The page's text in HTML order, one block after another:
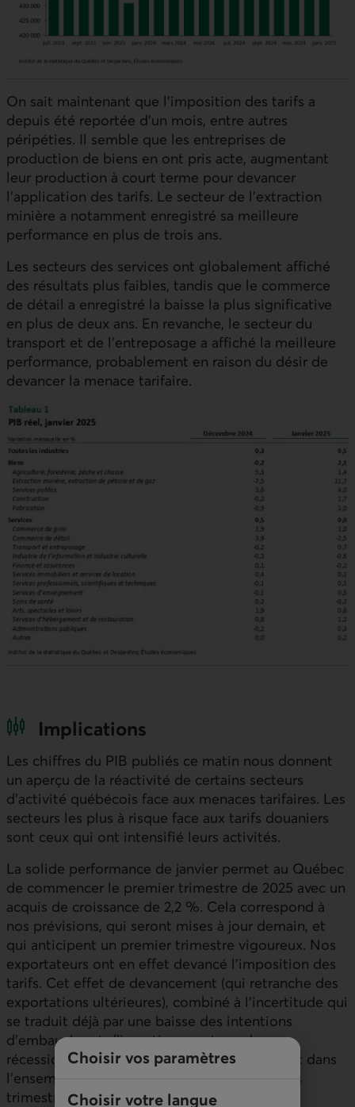
Choisir vos paramètres
Choisir votre langue
On sait maintenant que l'imposition des tarifs a
depuis été reportée d'un mois, entre autres
péripéties. Il semble que les entreprises de
production de biens en ont pris acte, augmentant
leur production à court terme pour devancer
l'application des tarifs. Le secteur de l'extraction
minière a notamment enregistré sa meilleure
performance en plus de trois ans.
Les secteurs des services ont globalement affiché
des résultats plus faibles, tandis que le commerce
de détail a enregistré la baisse la plus significative
en plus de deux ans. En revanche, le secteur du
transport et de l'entreposage a affiché la meilleure
performance, probablement en raison du désir de
devancer la menace tarifaire.
Implications
Les chiffres du PIB publiés ce matin nous donnent
un aperçu de la réactivité de certains secteurs
d’activité québécois face aux menaces tarifaires. Les
secteurs les plus à risque face aux tarifs douaniers
sont ceux qui ont intensifié leurs activités.
La solide performance de janvier permet au Québec
de commencer le premier trimestre de 2025 avec un
acquis de croissance de 2,2 %. Cela correspond à
nos prévisions, qui seront mises à jour demain, et
qui anticipent un premier trimestre vigoureux. Nos
exportateurs ont en effet devancé l’imposition des
tarifs. Cet effet de devancement (qui retranche des
exportations ultérieures), combiné à l’incertitude qui
se traduit déjà par une baisse des intentions
d’embauche et d’investissement, rendra une
récession difficilement évitable au Québec et dans
l’ensemble du Canada au cours des prochains
trimestres.